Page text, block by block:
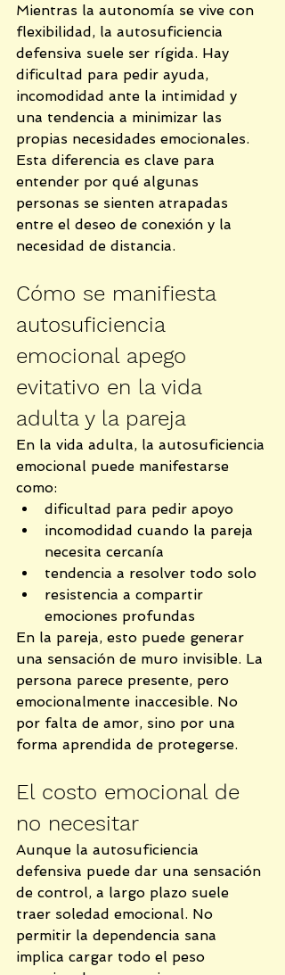
Mientras la autonomía se vive con
flexibilidad, la autosuficiencia
defensiva suele ser rígida. Hay
dificultad para pedir ayuda,
incomodidad ante la intimidad y
una tendencia a minimizar las
propias necesidades emocionales.
Esta diferencia es clave para
entender por qué algunas
personas se sienten atrapadas
entre el deseo de conexión y la
necesidad de distancia.
Cómo se manifiesta
autosuficiencia
emocional apego
evitativo en la vida
adulta y la pareja
En la vida adulta, la autosuficiencia
emocional puede manifestarse
como:
dificultad para pedir apoyo
incomodidad cuando la pareja
necesita cercanía
tendencia a resolver todo solo
resistencia a compartir
emociones profundas
En la pareja, esto puede generar
una sensación de muro invisible. La
persona parece presente, pero
emocionalmente inaccesible. No
por falta de amor, sino por una
forma aprendida de protegerse.
El costo emocional de
no necesitar
Aunque la autosuficiencia
defensiva puede dar una sensación
de control, a largo plazo suele
traer soledad emocional. No
permitir la dependencia sana
implica cargar todo el peso